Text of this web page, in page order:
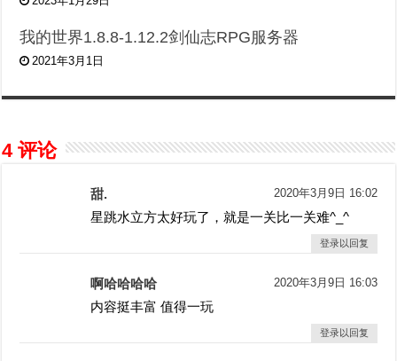
我的世界1.8.8-1.12.2剑仙志RPG服务器
2021年3月1日
4 评论
甜. 2020年3月9日 16:02
星跳水立方太好玩了，就是一关比一关难^_^
登录以回复
啊哈哈哈哈 2020年3月9日 16:03
内容挺丰富 值得一玩
登录以回复